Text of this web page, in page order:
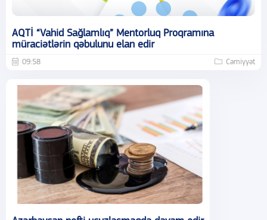
AQTİ “Vahid Sağlamlıq” Mentorluq Proqramına
müraciətlərin qəbulunu elan edir
09:58 Cəmiyyət